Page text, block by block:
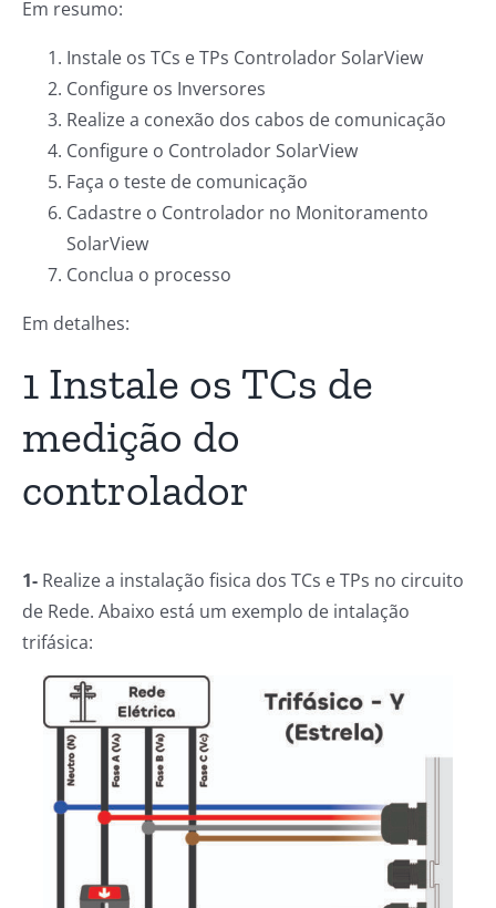
Em resumo:
Instale os TCs e TPs Controlador SolarView
Configure os Inversores
Realize a conexão dos cabos de comunicação
Configure o Controlador SolarView
Faça o teste de comunicação
Cadastre o Controlador no Monitoramento
SolarView
Conclua o processo
Em detalhes:
1 Instale os TCs de
medição do
controlador
1- Realize a instalação fisica dos TCs e TPs no circuito
de Rede. Abaixo está um exemplo de intalação
trifásica: